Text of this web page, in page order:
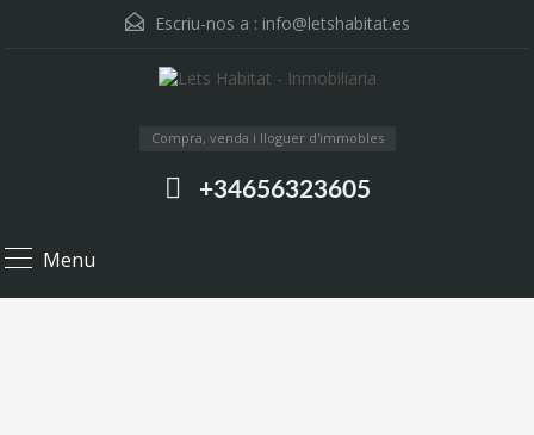
Escriu-nos a : info@letshabitat.es
Compra, venda i lloguer d'immobles
+34656323605
Menu